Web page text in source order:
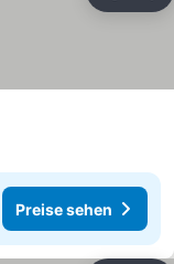
Preise sehen